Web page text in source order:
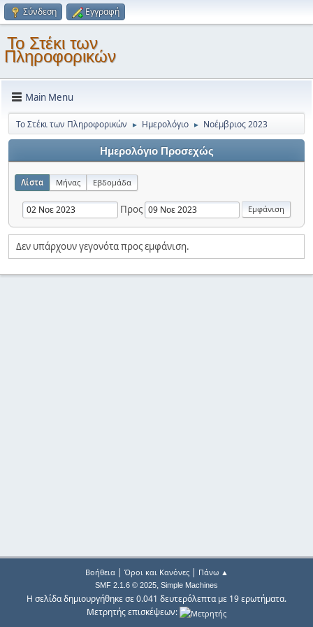
Σύνδεση Εγγραφή
Το Στέκι των
Πληροφορικών
Main Menu
Το Στέκι των Πληροφορικών ► Ημερολόγιο ► Νοέμβριος 2023
Ημερολόγιο Προσεχώς
Λίστα Μήνας Εβδομάδα
Προς
Δεν υπάρχουν γεγονότα προς εμφάνιση.
Βοήθεια| Όροι και Κανόνες| Πάνω ▲
SMF 2.1.6 © 2025, Simple Machines
Η σελίδα δημιουργήθηκε σε 0.041 δευτερόλεπτα με 19 ερωτήματα.
Μετρητής επισκέψεων: